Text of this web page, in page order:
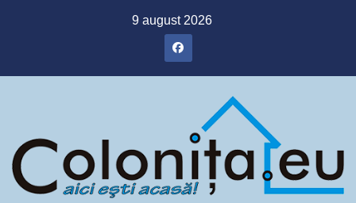
9 august 2026